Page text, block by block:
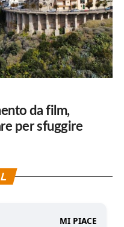
da film,
per sfuggire
MI PIACE